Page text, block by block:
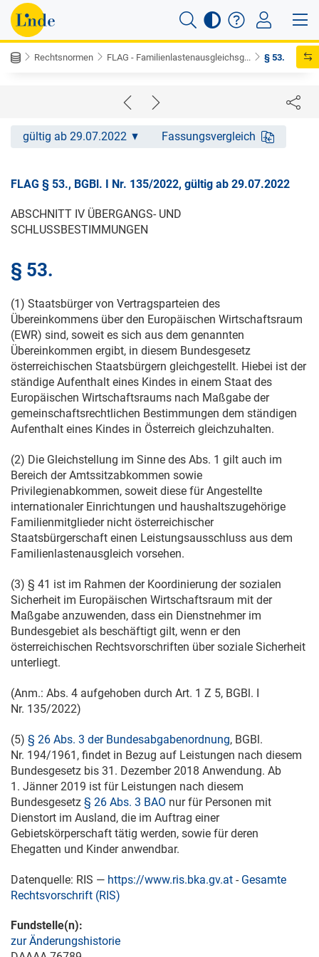
Rechtsnormen FLAG - Familienlastenausgleichsg... § 53.
gültig ab 29.07.2022 Fassungsvergleich
FLAG § 53., BGBl. I Nr. 135/2022, gültig ab 29.07.2022
ABSCHNITT IV ÜBERGANGS- UND
SCHLUSSBESTIMMUNGEN
§ 53.
(1) Staatsbürger von Vertragsparteien des
Übereinkommens über den Europäischen Wirtschaftsraum
(EWR) sind, soweit es sich aus dem genannten
Übereinkommen ergibt, in diesem Bundesgesetz
österreichischen Staatsbürgern gleichgestellt. Hiebei ist der
ständige Aufenthalt eines Kindes in einem Staat des
Europäischen Wirtschaftsraums nach Maßgabe der
gemeinschaftsrechtlichen Bestimmungen dem ständigen
Aufenthalt eines Kindes in Österreich gleichzuhalten.
(2) Die Gleichstellung im Sinne des Abs. 1 gilt auch im
Bereich der Amtssitzabkommen sowie
Privilegienabkommen, soweit diese für Angestellte
internationaler Einrichtungen und haushaltszugehörige
Familienmitglieder nicht österreichischer
Staatsbürgerschaft einen Leistungsausschluss aus dem
Familienlastenausgleich vorsehen.
(3) § 41 ist im Rahmen der Koordinierung der sozialen
Sicherheit im Europäischen Wirtschaftsraum mit der
Maßgabe anzuwenden, dass ein Dienstnehmer im
Bundesgebiet als beschäftigt gilt, wenn er den
österreichischen Rechtsvorschriften über soziale Sicherheit
unterliegt.
(Anm.: Abs. 4 aufgehoben durch Art. 1 Z 5, BGBl. I
Nr. 135/2022)
(5) § 26 Abs. 3 der Bundesabgabenordnung, BGBl.
Nr. 194/1961, findet in Bezug auf Leistungen nach diesem
Bundesgesetz bis 31. Dezember 2018 Anwendung. Ab
1. Jänner 2019 ist für Leistungen nach diesem
Bundesgesetz § 26 Abs. 3 BAO nur für Personen mit
Dienstort im Ausland, die im Auftrag einer
Gebietskörperschaft tätig werden, sowie für deren
Ehegatten und Kinder anwendbar.
Datenquelle: RIS — https://www.ris.bka.gv.at - Gesamte
Rechtsvorschrift (RIS)
Fundstelle(n):
zur Änderungshistorie